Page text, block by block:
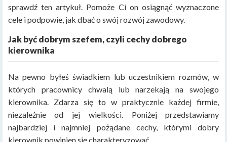
sprawdź ten artykuł. Pomoże Ci on osiągnąć wyznaczone
cele i podpowie, jak dbać o swój rozwój zawodowy.
Jak być dobrym szefem, czyli cechy dobrego
kierownika
Na pewno byłeś świadkiem lub uczestnikiem rozmów, w
których pracownicy chwalą lub narzekają na swojego
kierownika. Zdarza się to w praktycznie każdej firmie,
niezależnie od jej wielkości. Poniżej przedstawiamy
najbardziej i najmniej pożądane cechy, którymi dobry
kierownik powinien się charakteryzować.